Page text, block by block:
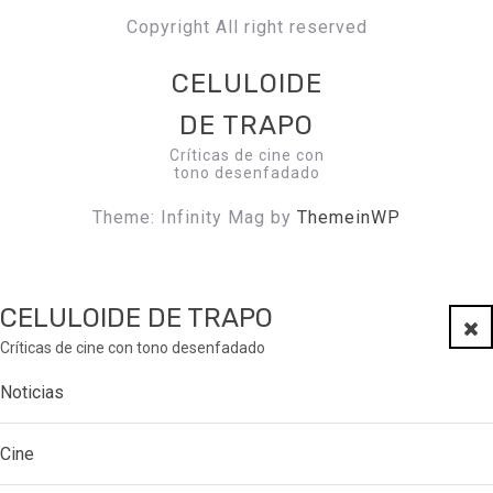
Copyright All right reserved
CELULOIDE
DE TRAPO
Críticas de cine con
tono desenfadado
Theme: Infinity Mag by ThemeinWP
CELULOIDE DE TRAPO
Críticas de cine con tono desenfadado
Noticias
Cine